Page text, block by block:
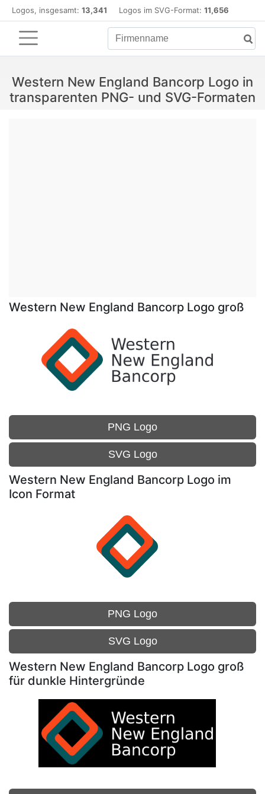
Logos, insgesamt: 13,341 Logos im SVG-Format: 11,656
Western New England Bancorp Logo in
transparenten PNG- und SVG-Formaten
Western New England Bancorp Logo groß
PNG Logo
SVG Logo
Western New England Bancorp Logo im
Icon Format
PNG Logo
SVG Logo
Western New England Bancorp Logo groß
für dunkle Hintergründe